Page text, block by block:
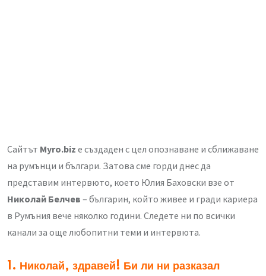
Сайтът Myro.biz е създаден с цел опознаване и сближаване
на румънци и българи. Затова сме горди днес да
представим интервюто, което Юлия Баховски взе от
Николай Белчев – българин, който живее и гради кариера
в Румъния вече няколко години. Следете ни по всички
канали за още любопитни теми и интервюта.
1. Николай, здравей! Би ли ни разказал